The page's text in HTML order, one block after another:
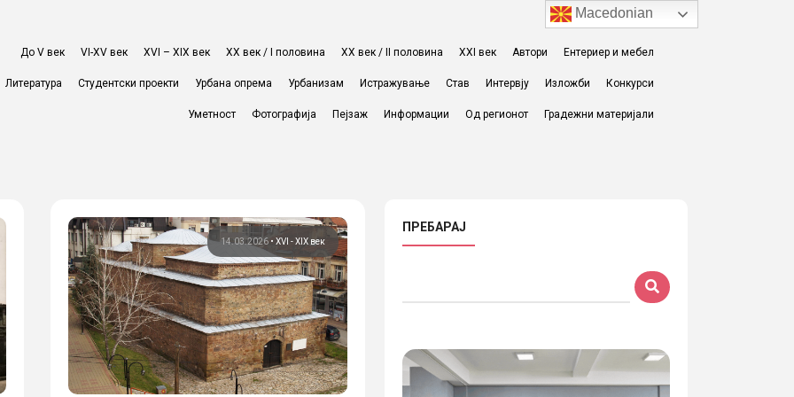
До V век VI-XV век XVI – XIX век ХХ век / I половина ХХ век / II половина XXI век Автори Ентериер и мебел
Литература Студентски проекти Урбана опрема Урбанизам Истражување Став Интервју Изложби Конкурси
Уметност Фотографија Пејзаж Информации Од регионот Градежни материјали
14.03.2026• XVI - XIX век
ПРЕБАРАЈ
Macedonian